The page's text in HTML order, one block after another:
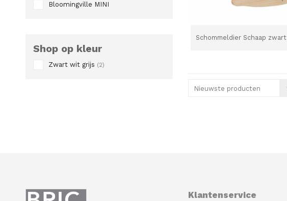
Bloomingville MINI
Shop op kleur
Zwart wit grijs (2)
Schommeldier Schaap zwart
Nieuwste producten
Klantenservice